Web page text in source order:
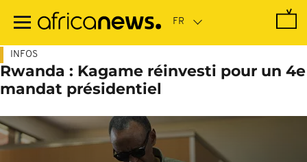
contenu
INFOS
Rwanda : Kagame réinvesti pour un 4e
mandat présidentiel